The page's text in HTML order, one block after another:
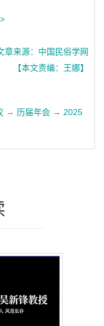
章来源：中国民俗学网
【本文责编：王娜】
→ 历届年会 → 2025